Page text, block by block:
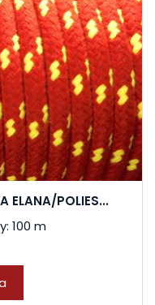
ELANA/POLIES...
100 m